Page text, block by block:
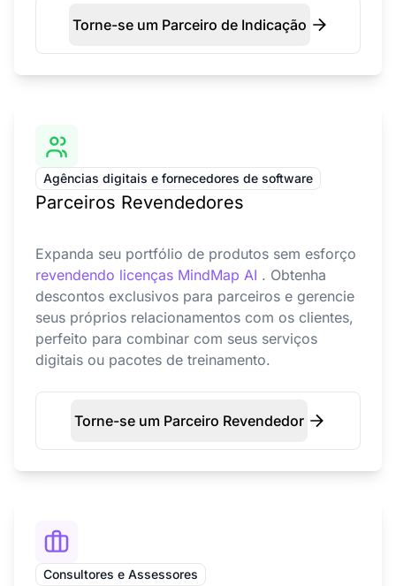
Torne-se um Parceiro de Indicação
Agências digitais e fornecedores de software
Parceiros Revendedores
Expanda seu portfólio de produtos sem esforço
revendendo licenças MindMap AI . Obtenha
descontos exclusivos para parceiros e gerencie
seus próprios relacionamentos com os clientes,
perfeito para combinar com seus serviços
digitais ou pacotes de treinamento.
Torne-se um Parceiro Revendedor
Consultores e Assessores